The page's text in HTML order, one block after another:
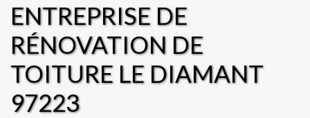
ENTREPRISE DE
RÉNOVATION DE
TOITURE LE DIAMANT
97223